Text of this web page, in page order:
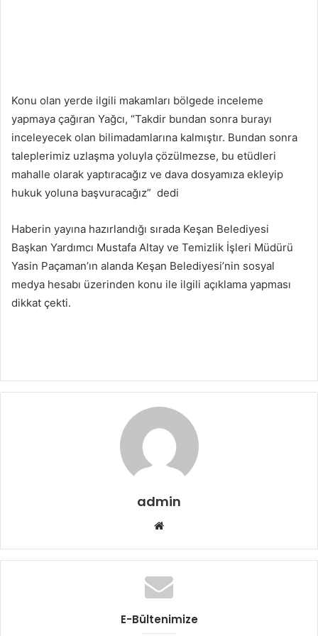
Konu olan yerde ilgili makamları bölgede inceleme
yapmaya çağıran Yağcı, “Takdir bundan sonra burayı
inceleyecek olan bilimadamlarına kalmıştır. Bundan sonra
taleplerimiz uzlaşma yoluyla çözülmezse, bu etüdleri
mahalle olarak yaptıracağız ve dava dosyamıza ekleyip
hukuk yoluna başvuracağız” dedi
Haberin yayına hazırlandığı sırada Keşan Belediyesi
Başkan Yardımcı Mustafa Altay ve Temizlik İşleri Müdürü
Yasin Paçaman’ın alanda Keşan Belediyesi’nin sosyal
medya hesabı üzerinden konu ile ilgili açıklama yapması
dikkat çekti.
admin
Web
E-Bültenimize